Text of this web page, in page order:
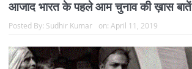
आजाद भारत के पहले आम चुनाव की ख़ास बातें
Posted By: Sudhir Kumar on: April 11, 2019